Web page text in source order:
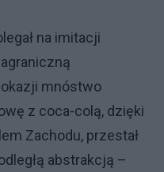
na imitacji
okazji mnóstwo
z coca-colą, dzięki
Zachodu, przestał
abstrakcją –